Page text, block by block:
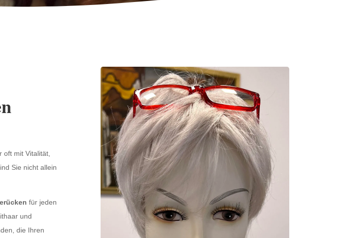
mit Vitalität,
Sie nicht allein
für jeden
und
die Ihren